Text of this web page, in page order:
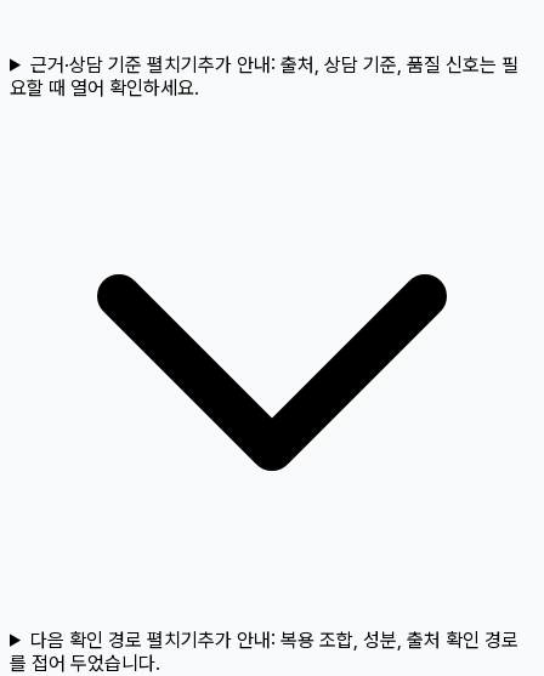
근거·상담 기준 펼치기추가 안내: 출처, 상담 기준, 품질 신호는 필
요할 때 열어 확인하세요.
다음 확인 경로 펼치기추가 안내: 복용 조합, 성분, 출처 확인 경로
를 접어 두었습니다.